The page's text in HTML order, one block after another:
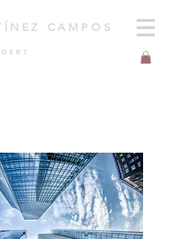
CAMPOS